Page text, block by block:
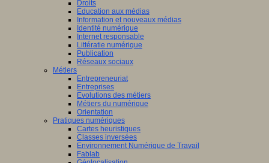
Droits
Education aux médias
Information et nouveaux médias
Identité numérique
Internet responsable
Littératie numérique
Publication
Réseaux sociaux
Métiers
Entrepreneuriat
Entreprises
Evolutions des métiers
Métiers du numérique
Orientation
Pratiques numériques
Cartes heuristiques
Classes inversées
Environnement Numérique de Travail
Fablab